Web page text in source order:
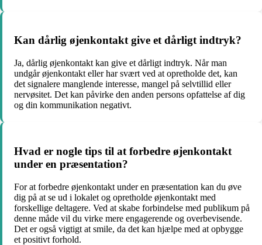
Kan dårlig øjenkontakt give et dårligt indtryk?
Ja, dårlig øjenkontakt kan give et dårligt indtryk. Når man
undgår øjenkontakt eller har svært ved at opretholde det, kan
det signalere manglende interesse, mangel på selvtillid eller
nervøsitet. Det kan påvirke den anden persons opfattelse af dig
og din kommunikation negativt.
Hvad er nogle tips til at forbedre øjenkontakt
under en præsentation?
For at forbedre øjenkontakt under en præsentation kan du øve
dig på at se ud i lokalet og opretholde øjenkontakt med
forskellige deltagere. Ved at skabe forbindelse med publikum på
denne måde vil du virke mere engagerende og overbevisende.
Det er også vigtigt at smile, da det kan hjælpe med at opbygge
et positivt forhold.